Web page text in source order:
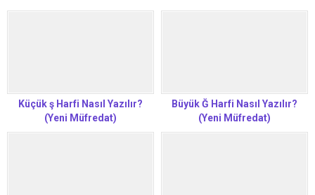
Küçük ş Harfi Nasıl Yazılır?
(Yeni Müfredat)
Büyük Ğ Harfi Nasıl Yazılır?
(Yeni Müfredat)